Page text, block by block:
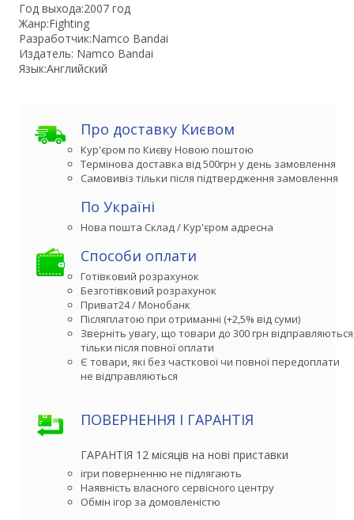
Год выхода:2007 год
Жанр:Fighting
Разработчик:Namco Bandai
Издатель: Namco Bandai
Язык:Английский
Про доставку Києвом
Кур'єром по Києву Новою поштою
Термінова доставка від 500грн у день замовлення
Самовивіз тільки після підтвердження замовлення
По Україні
Способи оплати
Готівковий розрахунок
Безготівковий розрахунок
Приват24 / Монобанк
Післяплатою при отриманні (+2,5% від суми)
Зверніть увагу, що товари до 300 грн
тільки після повної оплати
Є товари, які без часткової чи повної передоплати
не відправляються
ПОВЕРНЕННЯ І ГАРАНТІЯ
ГАРАНТІЯ 12 місяців на нові приставки
ігри поверненню не підлягають
Наявність власного сервісного центру
Обмін ігор за домовленістю